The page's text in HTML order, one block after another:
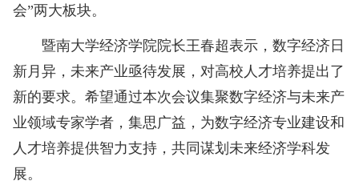
会”两大板块。
暨南大学经济学院院长王春超表示，数字经济日
新月异，未来产业亟待发展，对高校人才培养提出了
新的要求。希望通过本次会议集聚数字经济与未来产
业领域专家学者，集思广益，为数字经济专业建设和
人才培养提供智力支持，共同谋划未来经济学科发
展。